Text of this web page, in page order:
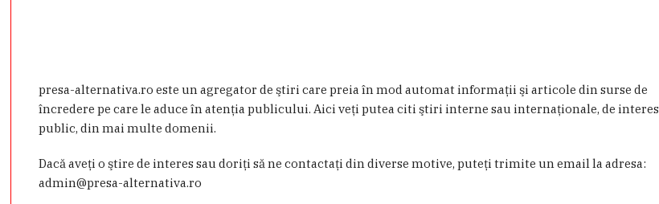
presa-alternativa.ro este un agregator de ştiri care preia în mod automat informaţii şi articole din surse de
încredere pe care le aduce în atenţia publicului. Aici veţi putea citi ştiri interne sau internaţionale, de interes
public, din mai multe domenii.
Dacă aveţi o ştire de interes sau doriţi să ne contactaţi din diverse motive, puteţi trimite un email la adresa:
admin@presa-alternativa.ro